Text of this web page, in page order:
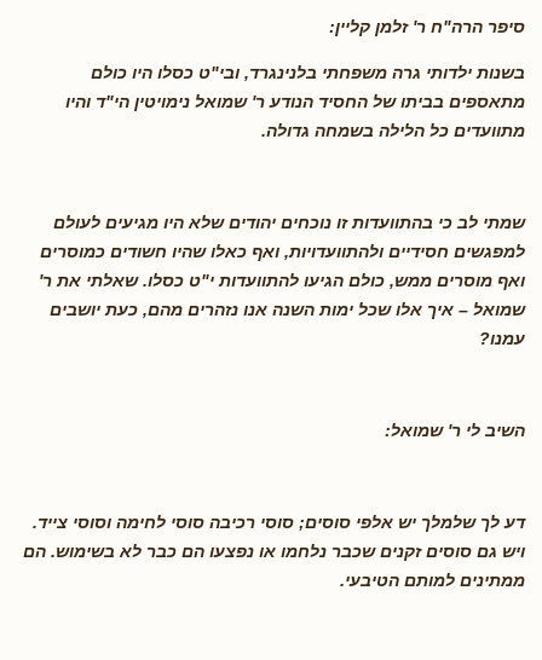
סיפר הרה"ח ר' זלמן קליין:
בשנות ילדותי גרה משפחתי בלנינגרד, ובי"ט כסלו היו כולם
מתאספים בביתו של החסיד הנודע ר' שמואל נימויטין הי"ד והיו
מתוועדים כל הלילה בשמחה גדולה.
שמתי לב כי בהתוועדות זו נוכחים יהודים שלא היו מגיעים לעולם
למפגשים חסידיים ולהתוועדויות, ואף כאלו שהיו חשודים כמוסרים
ואף מוסרים ממש, כולם הגיעו להתוועדות י"ט כסלו. שאלתי את ר'
שמואל – איך אלו שכל ימות השנה אנו נזהרים מהם, כעת יושבים
עמנו?
השיב לי ר' שמואל:
דע לך שלמלך יש אלפי סוסים; סוסי רכיבה סוסי לחימה וסוסי צייד.
ויש גם סוסים זקנים שכבר נלחמו או נפצעו הם כבר לא בשימוש. הם
ממתינים למותם הטיבעי.